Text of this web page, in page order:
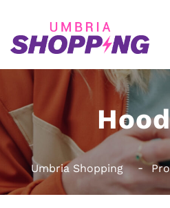
Umbria Shopping